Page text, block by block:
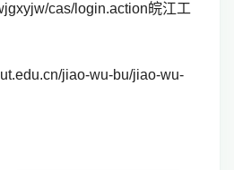
cas/login.action皖江工
jiao-wu-bu/jiao-wu-